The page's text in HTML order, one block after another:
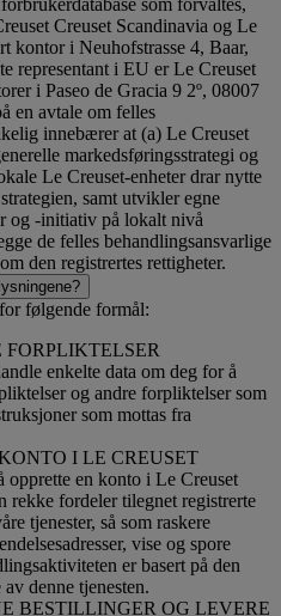
som forvaltes,
Creuset Scandinavia og Le
kontor i Neuhofstrasse 4, Baar,
representant i EU er Le Creuset
i Paseo de Gracia 9 2º, 08007
en avtale om felles
innebærer at (a) Le Creuset
markedsføringsstrategi og
Le Creuset-enheter drar nytte
samt utvikler egne
og -initiativ på lokalt nivå
de felles behandlingsansvarlige
den registrertes rettigheter.
følgende formål:
enkelte data om deg for å
og andre forpliktelser som
som mottas fra
I LE CREUSET
en konto i Le Creuset
rekke fordeler tilegnet registrerte
tjenester, så som raskere
vise og spore
er basert på den
denne tjenesten.
BESTILLINGER OG LEVERE